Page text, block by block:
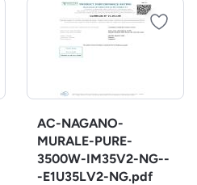
AC-NAGANO-
MURALE-PURE-
3500W-IM35V2-NG--
-E1U35LV2-NG.pdf